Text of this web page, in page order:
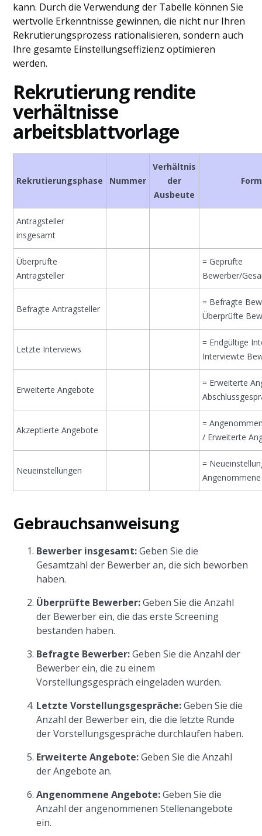
kann. Durch die Verwendung der Tabelle können Sie
wertvolle Erkenntnisse gewinnen, die nicht nur Ihren
Rekrutierungsprozess rationalisieren, sondern auch
Ihre gesamte Einstellungseffizienz optimieren
werden.
Rekrutierung rendite
verhältnisse
arbeitsblattvorlage
Rekrutierungsphase Nummer
Verhältnis
der
Ausbeute
Antragsteller
insgesamt
Überprüfte
Antragsteller
= Geprüfte
Bewerber/
Befragte Antragsteller
= Befragte
Überprüfte
Letzte Interviews
= Endgültige
Interviewte
Erweiterte Angebote
= Erweiterte
Akzeptierte Angebote
=
/ Erweiterte
Neueinstellungen
=
Gebrauchsanweisung
Bewerber insgesamt:Geben Sie die
Gesamtzahl der Bewerber an, die sich beworben
haben.
Überprüfte Bewerber:Geben Sie die Anzahl
der Bewerber ein, die das erste Screening
bestanden haben.
Befragte Bewerber:Geben Sie die Anzahl der
Bewerber ein, die zu einem
Vorstellungsgespräch eingeladen wurden.
Letzte Vorstellungsgespräche:Geben Sie die
Anzahl der Bewerber ein, die die letzte Runde
der Vorstellungsgespräche durchlaufen haben.
Erweiterte Angebote:Geben Sie die Anzahl
der Angebote an.
Angenommene Angebote:Geben Sie die
Anzahl der angenommenen Stellenangebote
ein.